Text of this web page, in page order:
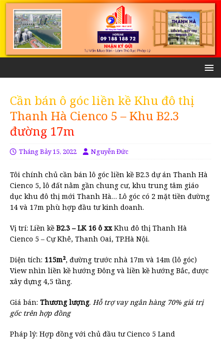
Cần bán ô góc liền kề Khu đô thị
Thanh Hà Cienco 5 – Khu B2.3
đường 17m
Tháng Bảy 15, 2022 Nguyễn Đức
Tôi chính chủ cần bán lô góc liền kề B2.3 dự án Thanh Hà
Cienco 5, lô đất nằm gần chung cư, khu trung tâm giáo
dục khu đô thị mới Thanh Hà… Lô góc có 2 mặt tiền đường
14 và 17m phù hợp đầu tư kinh doanh.
Vị trí: Liền kề B2.3 – LK 16 ô xxKhu đô thị Thanh Hà
Cienco 5 – Cự Khê, Thanh Oai, TP.Hà Nội.
Diện tích: 115m², đường trước nhà 17m và 14m (lô góc)
View nhìn liền kề hướng Đông và liền kề hướng Bắc, được
xây dựng 4,5 tầng.
Giá bán: Thương lượng. Hỗ trợ vay ngân hàng 70% giá trị
gốc trên hợp đồng
Pháp lý: Hợp đồng với chủ đầu tư Cienco 5 Land